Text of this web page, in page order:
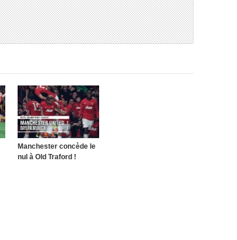
Manchester concède le
nul à Old Traford !